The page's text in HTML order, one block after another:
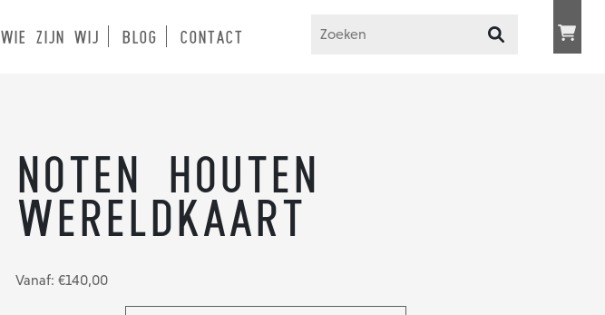
WIE ZIJN WIJ BLOG CONTACT
Noten houten
Wereldkaart
Vanaf:€140,00